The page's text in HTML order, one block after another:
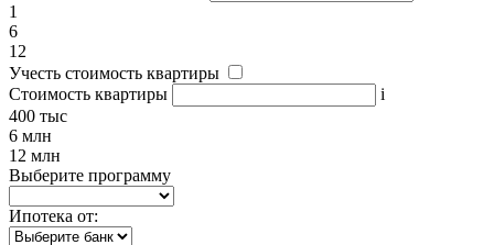
1
6
12
Учесть стоимость квартиры
Стоимость квартиры
i
400 тыс
6 млн
12 млн
Выберите программу
Ипотека от: